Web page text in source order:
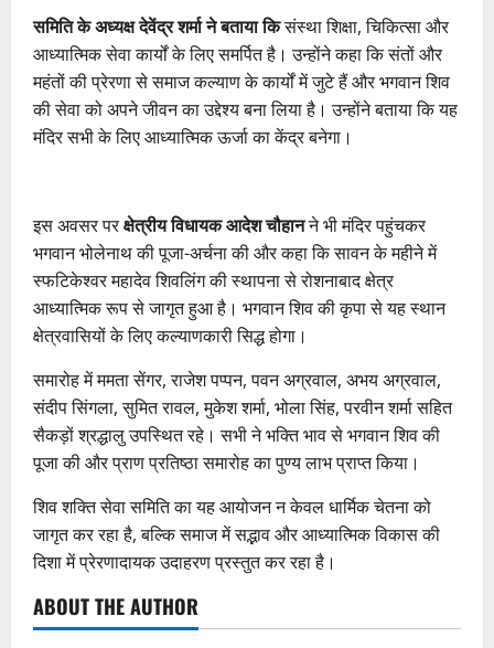
समिति के अध्यक्ष देवेंद्र शर्मा ने बताया किसंस्था शिक्षा, चिकित्सा और
आध्यात्मिक सेवा कार्यों के लिए समर्पित है। उन्होंने कहा कि संतों और
महंतों की प्रेरणा से समाज कल्याण के कार्यों में जुटे हैं और भगवान शिव
की सेवा को अपने जीवन का उद्देश्य बना लिया है। उन्होंने बताया कि यह
मंदिर सभी के लिए आध्यात्मिक ऊर्जा का केंद्र बनेगा।
इस अवसर परक्षेत्रीय विधायक आदेश चौहानने भी मंदिर पहुंचकर
भगवान भोलेनाथ की पूजा-अर्चना की और कहा कि सावन के महीने में
स्फटिकेश्वर महादेव शिवलिंग की स्थापना से रोशनाबाद क्षेत्र
आध्यात्मिक रूप से जागृत हुआ है। भगवान शिव की कृपा से यह स्थान
क्षेत्रवासियों के लिए कल्याणकारी सिद्ध होगा।
समारोह में ममता सेंगर, राजेश पप्पन, पवन अग्रवाल, अभय अग्रवाल,
संदीप सिंगला, सुमित रावल, मुकेश शर्मा, भोला सिंह, परवीन शर्मा सहित
सैकड़ों श्रद्धालु उपस्थित रहे। सभी ने भक्ति भाव से भगवान शिव की
पूजा की और प्राण प्रतिष्ठा समारोह का पुण्य लाभ प्राप्त किया।
शिव शक्ति सेवा समिति का यह आयोजन न केवल धार्मिक चेतना को
जागृत कर रहा है, बल्कि समाज में सद्भाव और आध्यात्मिक विकास की
दिशा में प्रेरणादायक उदाहरण प्रस्तुत कर रहा है।
ABOUT THE AUTHOR